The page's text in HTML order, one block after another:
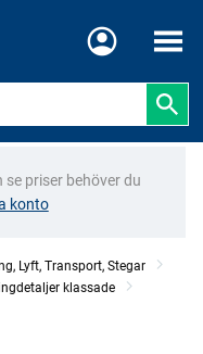
Meny
priser behöver du
konto
Lyft, Transport, Stegar
klassade